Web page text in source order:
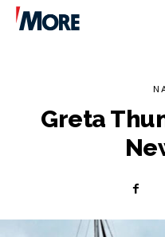
SPORT
Greta